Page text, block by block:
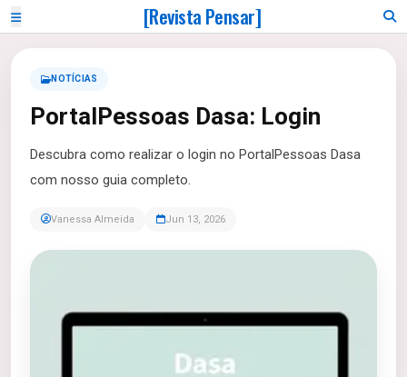
[Revista Pensar]
NOTÍCIAS
PortalPessoas Dasa: Login
Descubra como realizar o login no PortalPessoas Dasa
com nosso guia completo.
Vanessa Almeida Jun 13, 2026